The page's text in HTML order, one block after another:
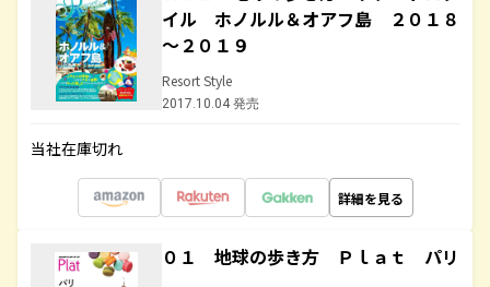
イル ホノルル＆オアフ島 ２０１８
～２０１９
Resort Style
2017.10.04 発売
当社在庫切れ
詳細を見る
０１ 地球の歩き方 Ｐｌａｔ パリ